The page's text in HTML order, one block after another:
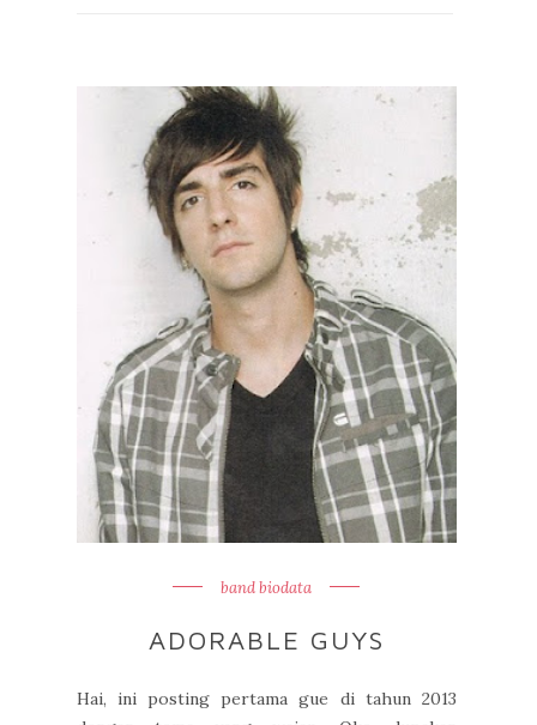
band biodata
ADORABLE GUYS
Hai, ini posting pertama gue di tahun 2013